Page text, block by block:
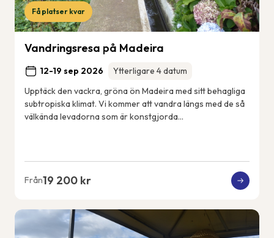
Få platser kvar
Vandringsresa på Madeira
12-19 sep 2026
Ytterligare 4 datum
Upptäck den vackra, gröna ön Madeira med sitt behagliga
subtropiska klimat. Vi kommer att vandra längs med de så
välkända levadorna som är konstgjorda
Från19 200 kr